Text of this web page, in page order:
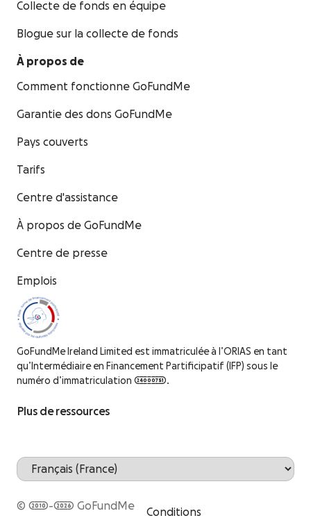
Collecte de fonds en équipe
Blogue sur la collecte de fonds
À propos de
Comment fonctionne GoFundMe
Garantie des dons GoFundMe
Pays couverts
Tarifs
Centre d'assistance
À propos de GoFundMe
Centre de presse
Emplois
GoFundMe Ireland Limited est immatriculée à l’ORIAS en tant
qu’Intermédiaire en Financement Partificipatif (IFP) sous le
numéro d’immatriculation 24000751.
Plus de ressources
© 2010-2026 GoFundMe
Conditions